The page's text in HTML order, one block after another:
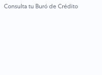
Consulta tu Buró de Crédito